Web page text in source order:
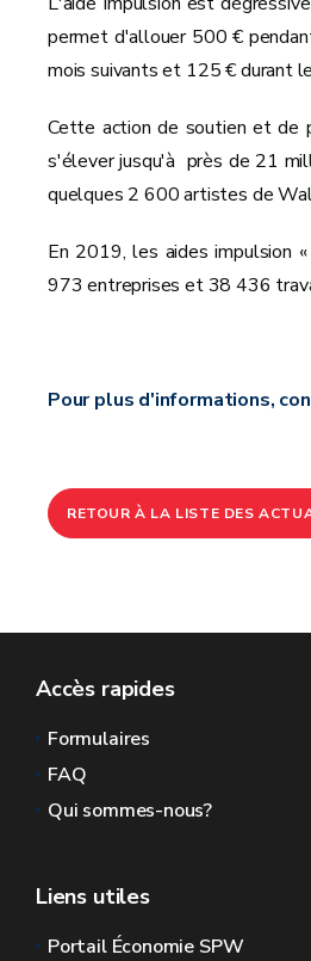
permet d'allouer 500 €
mois suivants et 125 € durant
Cette action de soutien et de
s'élever jusqu'à près de 21
quelques 2 600 artistes de
En 2019, les aides impulsion
973 entreprises et 38 436
Pour plus d'informations,
RETOUR À LA LISTE DES
Accès rapides
Formulaires
FAQ
Qui sommes-nous?
Liens utiles
Portail Économie SPW